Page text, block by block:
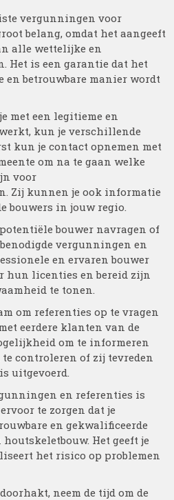
vergunningen voor
belang, omdat het aangeeft
alle wettelijke en
Het is een garantie dat het
en betrouwbare manier wordt
met een legitieme en
kun je verschillende
kun je contact opnemen met
om na te gaan welke
voor
Zij kunnen je ook informatie
bouwers in jouw regio.
bouwer navragen of
vergunningen en
en ervaren bouwer
hun licenties en bereid zijn
te tonen.
om referenties op te vragen
eerdere klanten van de
om te informeren
controleren of zij tevreden
uitgevoerd.
en referenties is
te zorgen dat je
en gekwalificeerde
Het geeft je
het risico op problemen
neem de tijd om de